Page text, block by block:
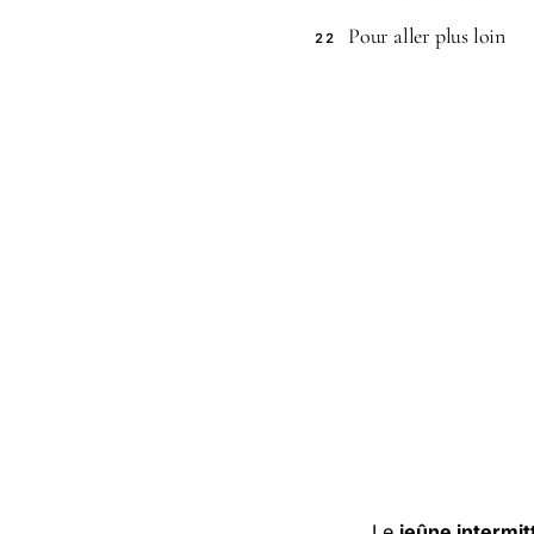
22 Pour aller plus loin